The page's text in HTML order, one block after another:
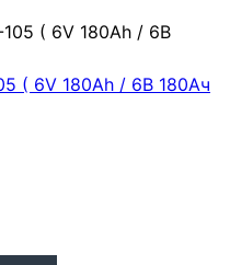
( 6V 180Ah / 6В 180Ач